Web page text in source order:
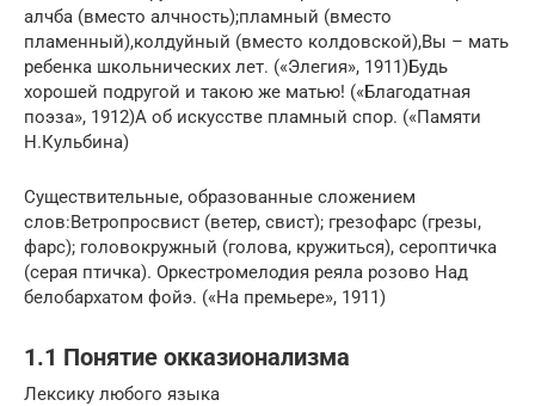
алчба (вместо алчность);пламный (вместо
пламенный),колдуйный (вместо колдовской),Вы – мать
ребенка школьнических лет. («Элегия», 1911)Будь
хорошей подругой и такою же матью! («Благодатная
поэза», 1912)А об искусстве пламный спор. («Памяти
Н.Кульбина)
Существительные, образованные сложением
слов:Ветропросвист (ветер, свист); грезофарс (грезы,
фарс); головокружный (голова, кружиться), сероптичка
(серая птичка). Оркестромелодия реяла розово Над
белобархатом фойэ. («На премьере», 1911)
1.1 Понятие окказионализма
Лексику любого языка